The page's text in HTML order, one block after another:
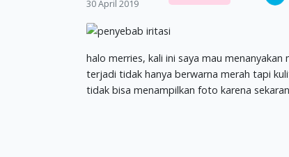
30 April 2019
halo merries, kali ini saya mau
terjadi tidak hanya berwarna merah tapi
tidak bisa menampilkan foto karena